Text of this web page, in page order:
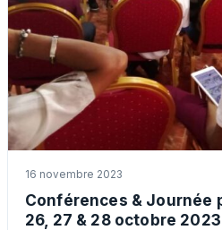
16 novembre 2023
Conférences & Journée
26, 27 & 28 octobre 2023